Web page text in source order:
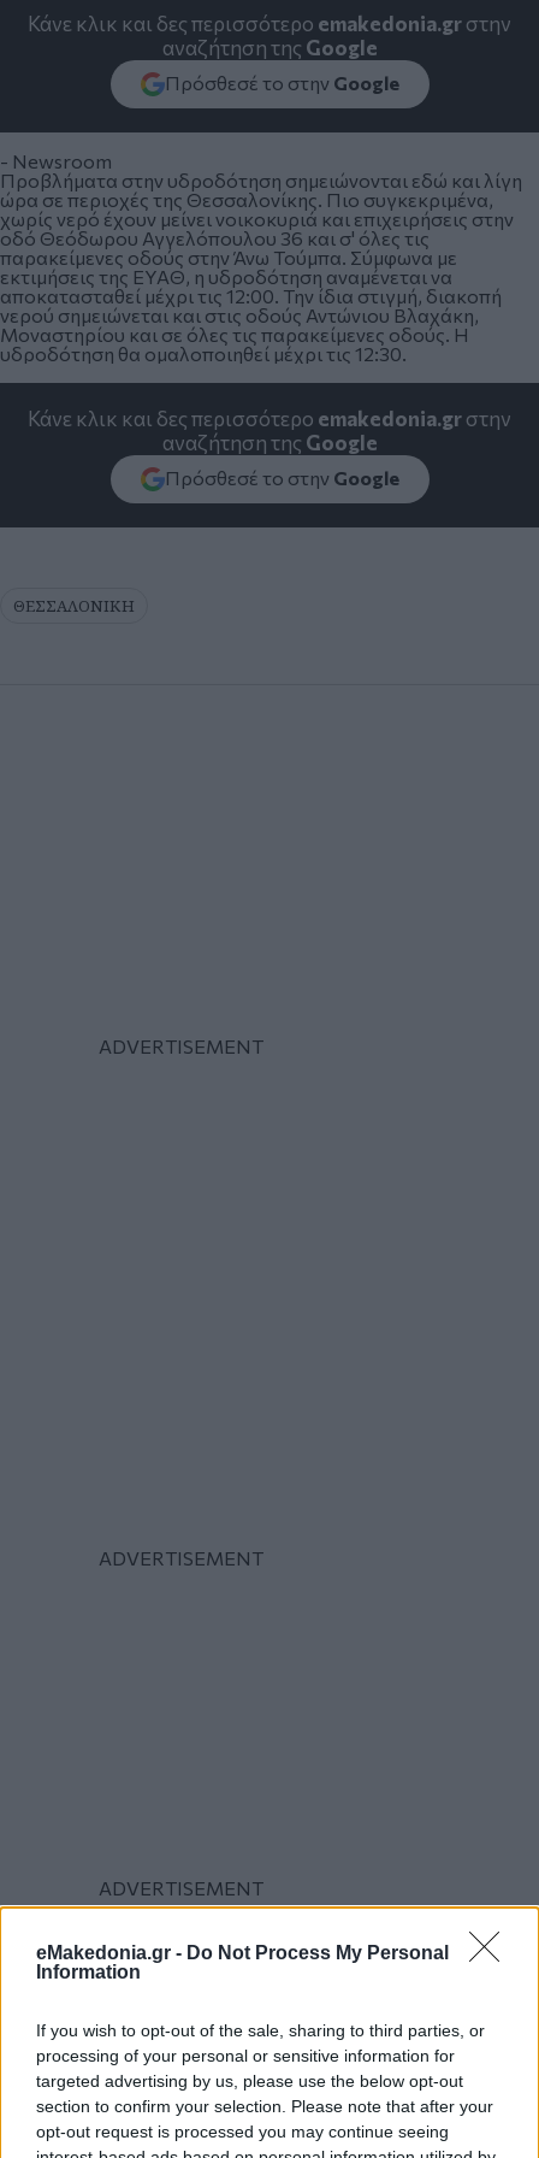
eMakedonia.gr - Do Not Process My Personal
Information
If you wish to opt-out of the sale, sharing to third parties, or
processing of your personal or sensitive information for
targeted advertising by us, please use the below opt-out
section to confirm your selection. Please note that after your
opt-out request is processed you may continue seeing
Κάνε κλικ και δες περισσότερο emakedonia.grστην
αναζήτηση της Google
Πρόσθεσέ το στην Google
- Newsroom
Προβλήματα στην υδροδότηση σημειώνονται εδώ και λίγη
ώρα σε περιοχές της Θεσσαλονίκης. Πιο συγκεκριμένα,
χωρίς νερό έχουν μείνει νοικοκυριά και επιχειρήσεις στην
οδό Θεόδωρου Αγγελόπουλου 36 και σ' όλες τις
παρακείμενες οδούς στην Άνω Τούμπα. Σύμφωνα με
εκτιμήσεις της ΕΥΑΘ, η υδροδότηση αναμένεται να
αποκατασταθεί μέχρι τις 12:00. Την ίδια στιγμή, διακοπή
νερού σημειώνεται και στις οδούς Αντώνιου Βλαχάκη,
Μοναστηρίου και σε όλες τις παρακείμενες οδούς. Η
υδροδότηση θα ομαλοποιηθεί μέχρι τις 12:30.
Κάνε κλικ και δες περισσότερο emakedonia.grστην
αναζήτηση της Google
Πρόσθεσέ το στην Google
ΘΕΣΣΑΛΟΝΙΚΗ
Διαβάστε περισσότερα